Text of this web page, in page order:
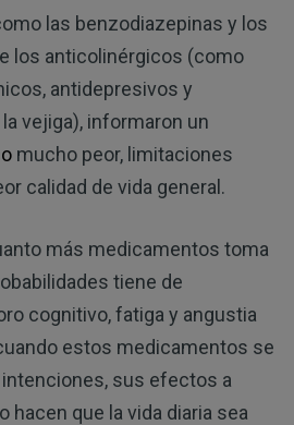
las benzodiazepinas y los
los anticolinérgicos (como
antidepresivos y
vejiga), informaron un
mucho peor, limitaciones
calidad de vida general.
más medicamentos toma
tiene de
cognitivo, fatiga y angustia
estos medicamentos se
sus efectos a
hacen que la vida diaria sea